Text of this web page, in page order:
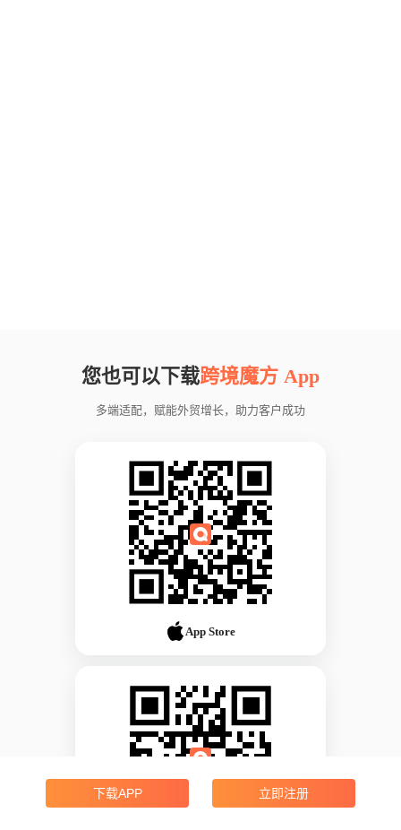
您也可以下载跨境魔方 App
多端适配，赋能外贸增长，助力客户成功
App Store
下载APP 立即注册